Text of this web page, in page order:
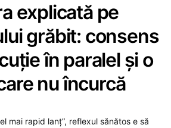
explicată pe
grăbit: consens
în paralel și o
nu încurcă
mai rapid lanț”, reflexul sănătos e să